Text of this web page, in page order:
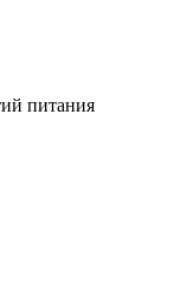
питания